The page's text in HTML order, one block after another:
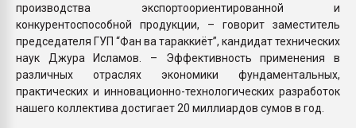
производства экспортоориентированной и
конкурентоспособной продукции, – говорит заместитель
председателя ГУП “Фан ва тараккиёт”, кандидат технических
наук Джура Исламов. – Эффективность применения в
различных отраслях экономики фундаментальных,
практических и инновационно-технологических разработок
нашего коллектива достигает 20 миллиардов сумов в год.